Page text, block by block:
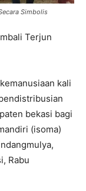
Simbolis
Terjun
kali
bekasi bagi
(isoma)
Rabu